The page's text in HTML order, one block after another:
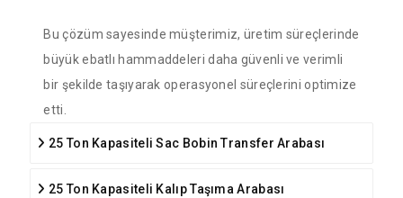
Bu çözüm sayesinde müşterimiz, üretim süreçlerinde
büyük ebatlı hammaddeleri daha güvenli ve verimli
bir şekilde taşıyarak operasyonel süreçlerini optimize
etti.
25 Ton Kapasiteli Sac Bobin Transfer Arabası
25 Ton Kapasiteli Kalıp Taşıma Arabası